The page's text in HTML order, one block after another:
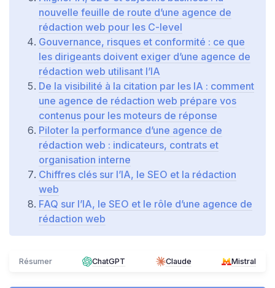
nouvelle feuille de route d’une agence de
rédaction web pour les C-level
Gouvernance, risques et conformité : ce que
les dirigeants doivent exiger d’une agence de
rédaction web utilisant l’IA
De la visibilité à la citation par les IA : comment
une agence de rédaction web prépare vos
contenus pour les moteurs de réponse
Piloter la performance d’une agence de
rédaction web : indicateurs, contrats et
organisation interne
Chiffres clés sur l’IA, le SEO et la rédaction
web
FAQ sur l’IA, le SEO et le rôle d’une agence de
rédaction web
Résumer ChatGPT Claude Mistral